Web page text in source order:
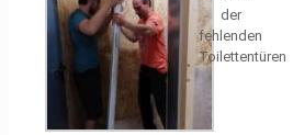
der
fehlenden
Toilettentüren